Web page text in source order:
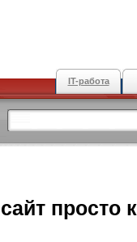
IT-работа
просто